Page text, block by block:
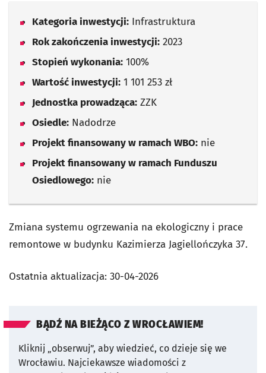
Kategoria inwestycji: Infrastruktura
Rok zakończenia inwestycji: 2023
Stopień wykonania: 100%
Wartość inwestycji: 1 101 253 zł
Jednostka prowadząca: ZZK
Osiedle: Nadodrze
Projekt finansowany w ramach WBO: nie
Projekt finansowany w ramach Funduszu
Osiedlowego: nie
Zmiana systemu ogrzewania na ekologiczny i prace
remontowe w budynku Kazimierza Jagiellończyka 37.
Ostatnia aktualizacja: 30-04-2026
BĄDŹ NA BIEŻĄCO Z WROCŁAWIEM!
Kliknij „obserwuj”, aby wiedzieć, co dzieje się we
Wrocławiu. Najciekawsze wiadomości z